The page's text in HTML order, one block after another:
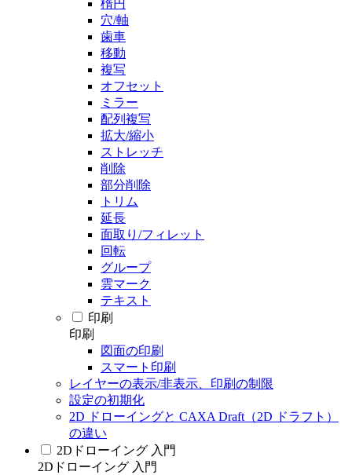
楕円
穴/軸
歯車
移動
複写
オフセット
ミラー
配列複写
拡大/縮小
ストレッチ
削除
部分削除
トリム
延長
面取り/フィレット
回転
グループ
雲マーク
テキスト
印刷
印刷
図面の印刷
スマート印刷
レイヤーの表示/非表示、印刷の制限
設定の初期化
2D ドローイングと CAXA Draft（2D ドラフト）
の違い
2Dドローイング 入門
2Dドローイング 入門